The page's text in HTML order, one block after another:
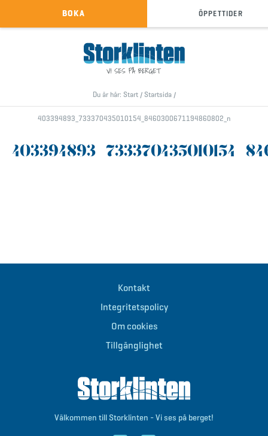
KÖP SKIPASS
info@storklinten.se
Telefonbokning : 0928-40
ÖPPETTIDER
BOKA
Du är här: Start/ Startsida/
403394893_733370435010154_8460300671194860802_n
Kontakt
Integritetspolicy
Om cookies
Tillgänglighet
Välkommen till Storklinten - Vi ses på berget!